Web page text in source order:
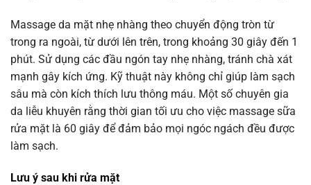
Massage da mặt nhẹ nhàng theo chuyển động tròn từ
trong ra ngoài, từ dưới lên trên, trong khoảng 30 giây đến 1
phút. Sử dụng các đầu ngón tay nhẹ nhàng, tránh chà xát
mạnh gây kích ứng. Kỹ thuật này không chỉ giúp làm sạch
sâu mà còn kích thích lưu thông máu. Một số chuyên gia
da liễu khuyên rằng thời gian tối ưu cho việc massage sữa
rửa mặt là 60 giây để đảm bảo mọi ngóc ngách đều được
làm sạch.
Lưu ý sau khi rửa mặt